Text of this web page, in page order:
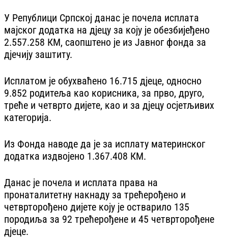
У Републици Српској данас је почела исплата
мајског додатка на дјецу за коју је обезбијеђено
2.557.258 КМ, саопштено је из Јавног фонда за
дјечију заштиту.
Исплатом је обухваћено 16.715 дјеце, односно
9.852 родитеља као корисника, за прво, друго,
треће и четврто дијете, као и за дјецу осјетљивих
категорија.
Из Фонда наводе да је за исплату материнског
додатка издвојено 1.367.408 КМ.
Данас је почела и исплата права на
пронаталитетну накнаду за трећерођено и
четврторођено дијете коју је остварило 135
породиља за 92 трећерођене и 45 четврторођене
дјеце.